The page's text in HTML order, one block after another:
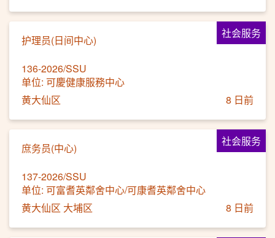
社会服务
护理员(日间中心)
136-2026/SSU
单位: 可慶健康服務中心
黄大仙区
8 日前
社会服务
庶务员(中心)
137-2026/SSU
单位: 可富耆英鄰舍中心/可康耆英鄰舍中心
黄大仙区 大埔区
8 日前